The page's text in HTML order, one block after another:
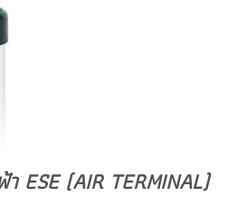
ESE (AIR TERMINAL)